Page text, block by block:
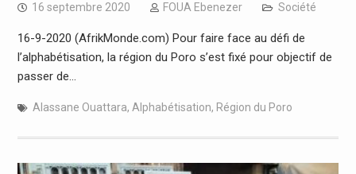
16 septembre 2020 FOUA Ebenezer Société
16-9-2020 (AfrikMonde.com) Pour faire face au défi de
l’alphabétisation, la région du Poro s’est fixé pour objectif de
passer de…
Alassane Ouattara, Alphabétisation, Région du Poro